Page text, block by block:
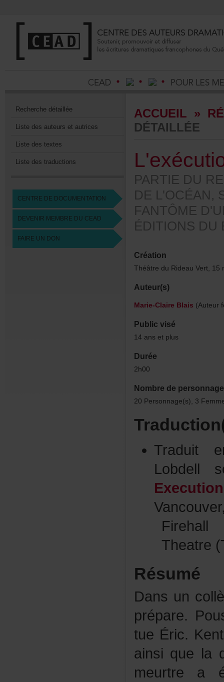
Recherchedétaillée
Listedesauteursetautrices
Listedestextes
Listedestraductions
CENTREDEDOCUMENTATION
DEVENIRMEMBREDUCEAD
FAIREUNDON
ACCUEIL »
DÉTAILLÉE
Création
Auteur(s)
Marie-ClaireBlais
Publicvisé
14ansetplus
Durée
2h00
Execution
Résumé